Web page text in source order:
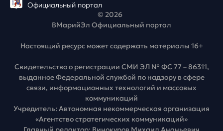
Официальный портал
© 2026
ВМарийЭл Официальный портал
Настоящий ресурс может содержать материалы 16+
Свидетельство о регистрации СМИ ЭЛ № ФС 77 – 86311,
выданное Федеральной службой по надзору в сфере
связи, информационных технологий и массовых
коммуникаций
Учредитель: Автономная некоммерческая организация
«Агентство стратегических коммуникаций»